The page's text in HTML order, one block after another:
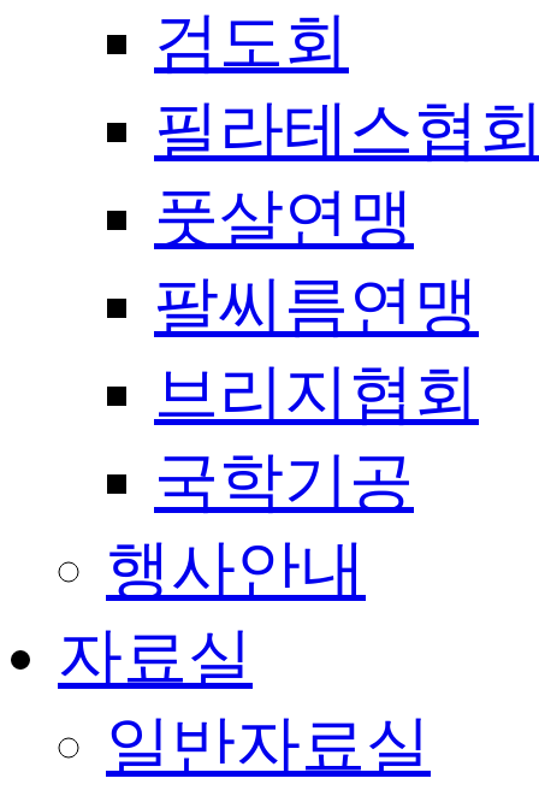
검도회
필라테스협
풋살연맹
팔씨름연맹
브리지협회
국학기공
행사안내
자료실
일반자료실